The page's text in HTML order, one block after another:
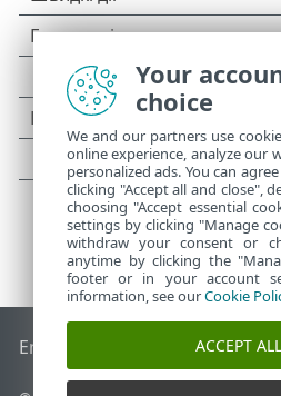
End of Life База знань ESET
Your
choice
We and our partners use
online experience, analyze our
personalized ads. You can
clicking "Accept all and close",
choosing "Accept essential
settings by clicking "Manage
withdraw your consent or
anytime by clicking the
footer or in your account
information, see ourCookie
ACCEPT